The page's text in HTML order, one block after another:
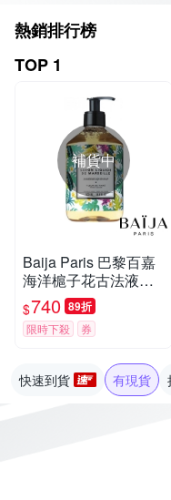
熱銷排行榜
TOP 1
補貨中
Baija Paris 巴黎百嘉
海洋槴子花古法液體
馬賽皂 500ml
$740 89折
限時下殺 券
快速到貨 有現貨